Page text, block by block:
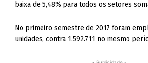
baixa de 5,48% para todos os setores
No primeiro semestre de 2017 foram
unidades, contra 1.592.711 no mesmo